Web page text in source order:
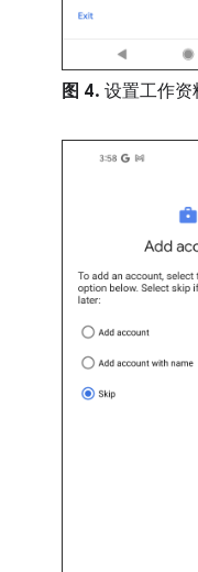
图 4. 设置工作资